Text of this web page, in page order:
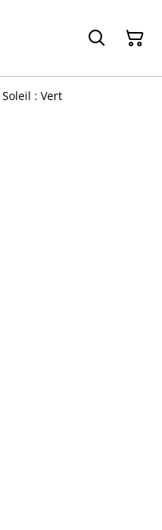
Soleil : Vert